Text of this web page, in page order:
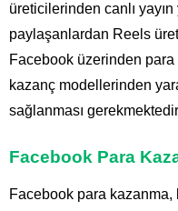
üreticilerinden canlı
paylaşanlardan Reels
Facebook üzerinden
kazanç modellerinden
sağlanması
Facebook Para
Facebook para kazanma,